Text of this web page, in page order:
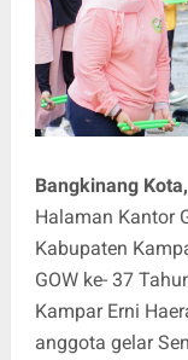
Bangkinang
Halaman Kantor
Kabupaten
GOW ke- 37
Kampar Erni
anggota gelar